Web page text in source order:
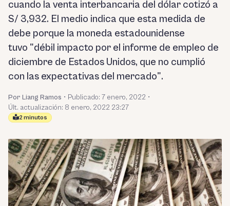
cuando la venta interbancaria del dólar cotizó a
S/ 3,932. El medio indica que esta medida de
debe porque la moneda estadounidense
tuvo "débil impacto por el informe de empleo de
diciembre de Estados Unidos, que no cumplió
con las expectativas del mercado".
Por Liang Ramos • Publicado: 7 enero, 2022 •
Últ. actualización: 8 enero, 2022 23:27
2 minutos